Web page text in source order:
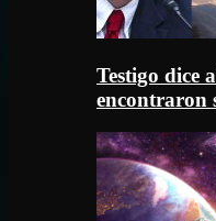
Testigo dice
encontraron